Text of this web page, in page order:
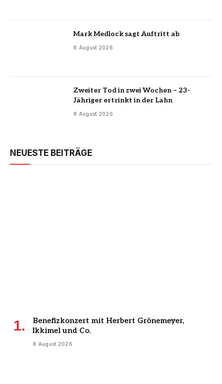
Mark Medlock sagt Auftritt ab
8 August 2026
Zweiter Tod in zwei Wochen – 23-
Jähriger ertrinkt in der Lahn
8 August 2026
NEUESTE BEITRÄGE
Benefizkonzert mit Herbert Grönemeyer,
Ikkimel und Co.
8 August 2026